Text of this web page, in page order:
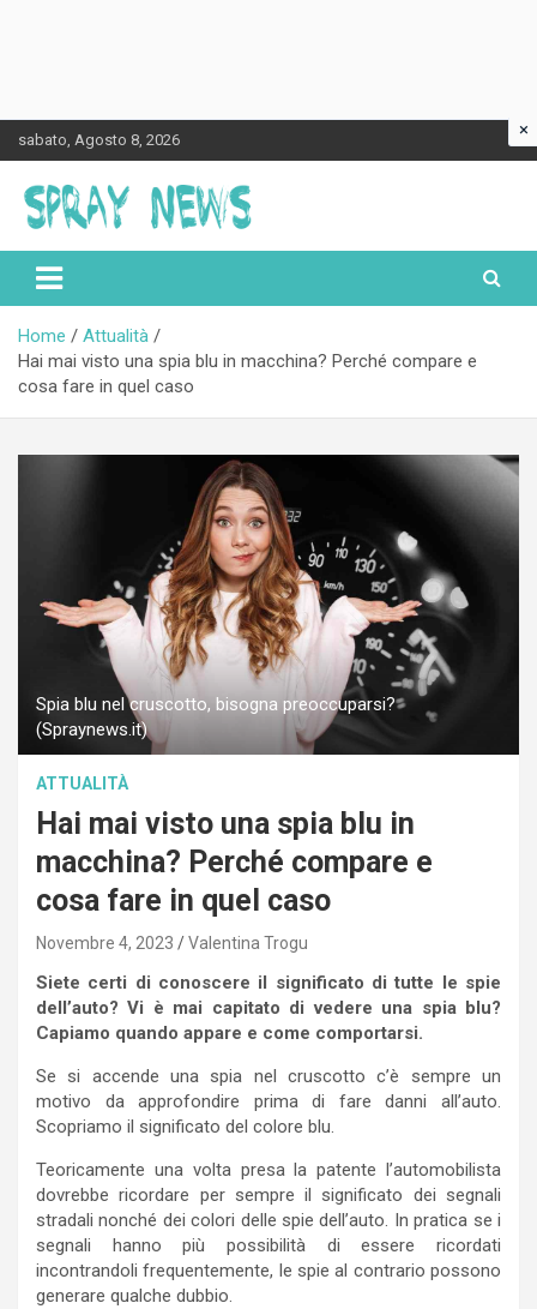
to
content
sabato, Agosto 8, 2026
Spraynews.it
Home
Attualità
Hai mai visto una spia blu in macchina? Perché compare e
cosa fare in quel caso
Spia blu nel cruscotto, bisogna preoccuparsi?
(Spraynews.it)
ATTUALITÀ
Hai mai visto una spia blu in
macchina? Perché compare e
cosa fare in quel caso
Novembre 4, 2023 Valentina Trogu
Siete certi di conoscere il significato di tutte le spie
dell’auto? Vi è mai capitato di vedere una spia blu?
Capiamo quando appare e come comportarsi.
Se si accende una spia nel cruscotto c’è sempre un
motivo da approfondire prima di fare danni all’auto.
Scopriamo il significato del colore blu.
Teoricamente una volta presa la patente l’automobilista
dovrebbe ricordare per sempre il significato dei segnali
stradali nonché dei colori delle spie dell’auto. In pratica se i
segnali hanno più possibilità di essere ricordati
incontrandoli frequentemente, le spie al contrario possono
generare qualche dubbio.
×